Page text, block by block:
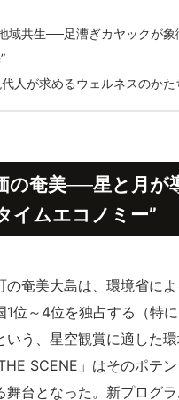
域共生──足漕ぎカヤックが象
人が求めるウェルネスのかた
の奄美──星と月が
イムエコノミー”
の奄美大島は、環境省に
1位～4位を独占する（特
いう、星空観賞に適した
SCENE」はそのポテ
舞台となった。新プログ